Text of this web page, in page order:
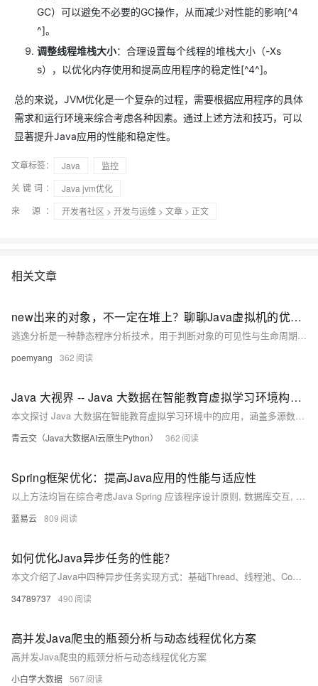
GC）可以避免不必要的GC操作，从而减少对性能的影响[^4
^]。
调整线程堆栈大小：合理设置每个线程的堆栈大小（-Xs
s），以优化内存使用和提高应用程序的稳定性[^4^]。
总的来说，JVM优化是一个复杂的过程，需要根据应用程序的具体
需求和运行环境来综合考虑各种因素。通过上述方法和技巧，可以
显著提升Java应用的性能和稳定性。
文章标签： Java
监控
关键词：
Java jvm优化
来 源：
开发者社区 > 开发与运维 > 文章 > 正文
相关文章
new出来的对象，不一定在堆上？聊聊Java虚拟机的优化技术：逃逸分析
逃逸分析是一种静态程序分析技术，用于判断对象的可见性与生命周期。它帮助即时编译器优化内存使用、降低同步开销。根据对象是否逃逸出方法或线程，分析结果分为未逃逸、方法逃逸和线程逃逸三种。基于分析结果，编译器可进行同步锁消除、标量替换和栈上分配等优化，从而提升程序性能。尽管逃逸分析计算复杂度较高，但其在热点代码中的应用为Java虚拟机带来了显著的优化效果。
poemyang 362
Java 大视界 -- Java 大数据在智能教育虚拟学习环境构建与用户体验优化中的应用（221）
本文探讨 Java 大数据在智能教育虚拟学习环境中的应用，涵盖多源数据采集、个性化推荐、实时互动优化等核心技术，结合实际案例分析其在提升学习体验与教学质量中的成效，并展望未来发展方向与技术挑战。
青云交（Java大数据AI云原生Python） 362
Spring框架优化：提高Java应用的性能与适应性
以上方法均旨在综合考虑Java Spring 应该程序设计原则, 数据库交互, 编码实践和系统架构布局等多角度因素, 旨在达到高效稳定运转目标同时也易于未来扩展.
蓝易云 809
如何优化Java异步任务的性能？
本文介绍了Java中四种异步任务实现方式：基础Thread、线程池、CompletableFuture及虚拟线程。涵盖多场景代码示例，展示从简单异步到复杂流程编排的演进，适用于不同版本与业务需求，助你掌握高效并发编程实践。（239字）
34789737 490
高并发Java爬虫的瓶颈分析与动态线程优化方案
高并发Java爬虫的瓶颈分析与动态线程优化方案
小白学大数据 567